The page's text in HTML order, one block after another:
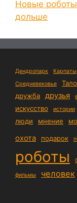
Новые
дольше
Дендропарк Карпаты
Средневековье
дружба друзья
искусство истории
люди
мнение
охота подарок
роботы
фильмы человек